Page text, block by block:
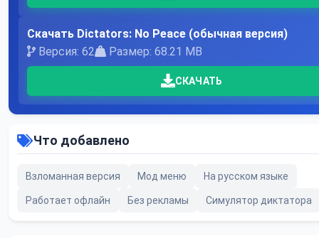
Скачать Dictators: No Peace (обычная версия)
Версия: 62
Размер: 68.21 MB
СКАЧАТЬ
Что добавлено
Взломанная версия Мод меню На русском языке
Работает офлайн Без рекламы Симулятор диктатора